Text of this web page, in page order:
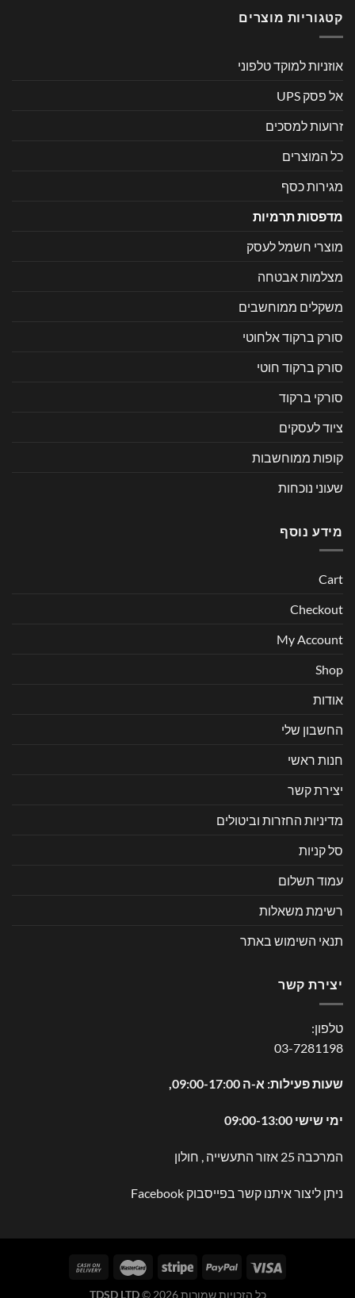
קטגוריות מוצרים
אוזניות למוקד טלפוני
אל פסק UPS
זרועות למסכים
כל המוצרים
מגירות כסף
מדפסות תרמיות
מוצרי חשמל לעסק
מצלמות אבטחה
משקלים ממוחשבים
סורק ברקוד אלחוטי
סורק ברקוד חוטי
סורקי ברקוד
ציוד לעסקים
קופות ממוחשבות
שעוני נוכחות
מידע נוסף
Cart
Checkout
My Account
Shop
אודות
החשבון שלי
חנות ראשי
יצירת קשר
מדיניות החזרות וביטולים
סל קניות
עמוד תשלום
רשימת משאלות
תנאי השימוש באתר
יצירת קשר
טלפון:
03-7281198
שעות פעילות: א-ה 09:00-17:00,
ימי שישי 09:00-13:00
המרכבה 25 אזור התעשייה , חולון
ניתן ליצור איתנו קשר בפייסבוק Facebook
כל הזכויות שמורות 2026 © TDSD LTD